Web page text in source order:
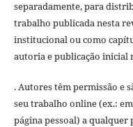
separadamente, para
trabalho publicada nesta
institucional ou como
autoria e publicação inicial
. Autores têm permissão e
seu trabalho online (ex.:
página pessoal) a